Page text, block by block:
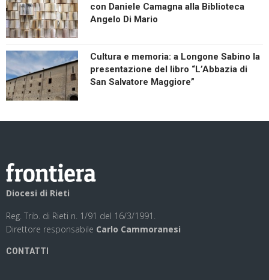
con Daniele Camagna alla Biblioteca
Angelo Di Mario
Cultura e memoria: a Longone Sabino la
presentazione del libro “L’Abbazia di
San Salvatore Maggiore”
Diocesi di Rieti
Reg. Trib. di Rieti n. 1/91 del 16/3/1991.
Direttore responsabile Carlo Cammoranesi
CONTATTI